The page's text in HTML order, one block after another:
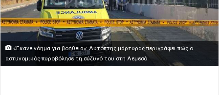
«Έκανε νόημα για βοήθεια»: Αυτόπτης μάρτυρας περιγράφει πώς ο
αστυνομικός πυροβόλησε τη σύζυγό του στη Λεμεσό